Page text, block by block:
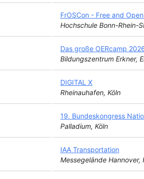
FrOSCon - Free and
Hochschule Bonn-Rhein-
Das große OERcamp
Bildungszentrum Erkner,
DIGITAL X
Rheinauhafen, Köln
19. Bundeskongress
Palladium, Köln
IAA Transportation
Messegelände